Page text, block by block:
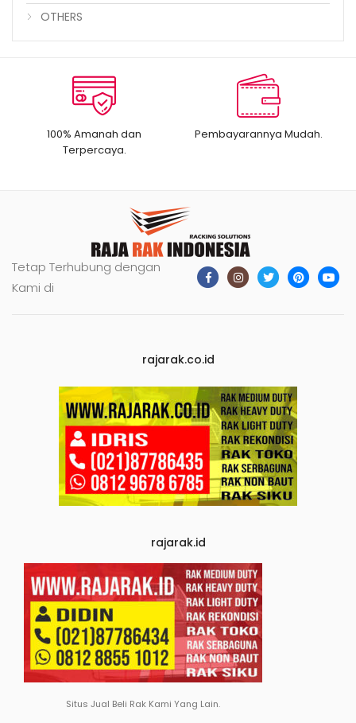
OTHERS
100% Amanah dan
Terpercaya.
Pembayarannya Mudah.
Tetap Terhubung dengan
Kami di
rajarak.co.id
rajarak.id
Situs Jual Beli Rak Kami Yang Lain.